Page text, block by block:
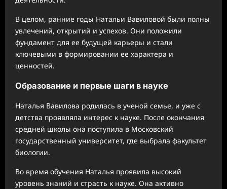
В целом, ранние годы Натальи Вавиловой были полны
увлечений, открытий и успехов. Они положили
фундамент для ее будущей карьеры и стали
ключевыми в формировании ее характера и
ценностей.
Образование и первые шаги в науке
Наталья Вавилова родилась в ученой семье, и уже с
детства проявляла интерес к науке. После окончания
средней школы она поступила в Московский
государственный университет, где выбрала факультет
биологии.
Во время обучения Наталья проявила высокий
уровень знаний и страсть к науке. Она активно